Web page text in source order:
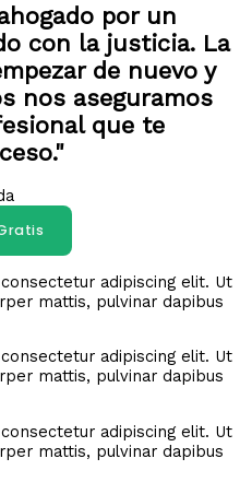
por un
con la justicia. La
de nuevo y
nos aseguramos
que te
adipiscing elit. Ut
mattis, pulvinar dapibus
adipiscing elit. Ut
mattis, pulvinar dapibus
adipiscing elit. Ut
mattis, pulvinar dapibus